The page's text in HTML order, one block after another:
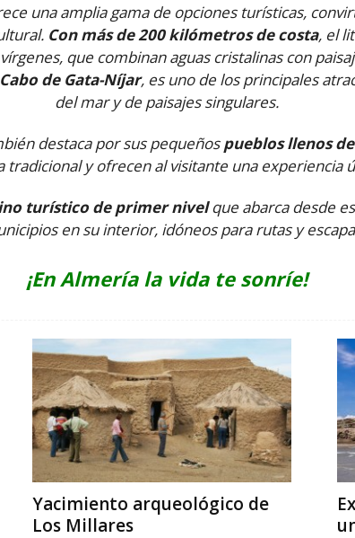
una amplia gama de opciones turísticas,
Con más de 200 kilómetros de costa, el
que combinan aguas cristalinas con
de Gata-Níjar, es uno de los principales
del mar y de paisajes singulares.
destaca por sus pequeñospueblos llenos
tradicional y ofrecen al visitante una experiencia
turístico de primer nivelque abarca desde
en su interior, idóneos para rutas y
¡En Almería la vida te sonríe!
Yacimiento arqueológico de
Los Millares